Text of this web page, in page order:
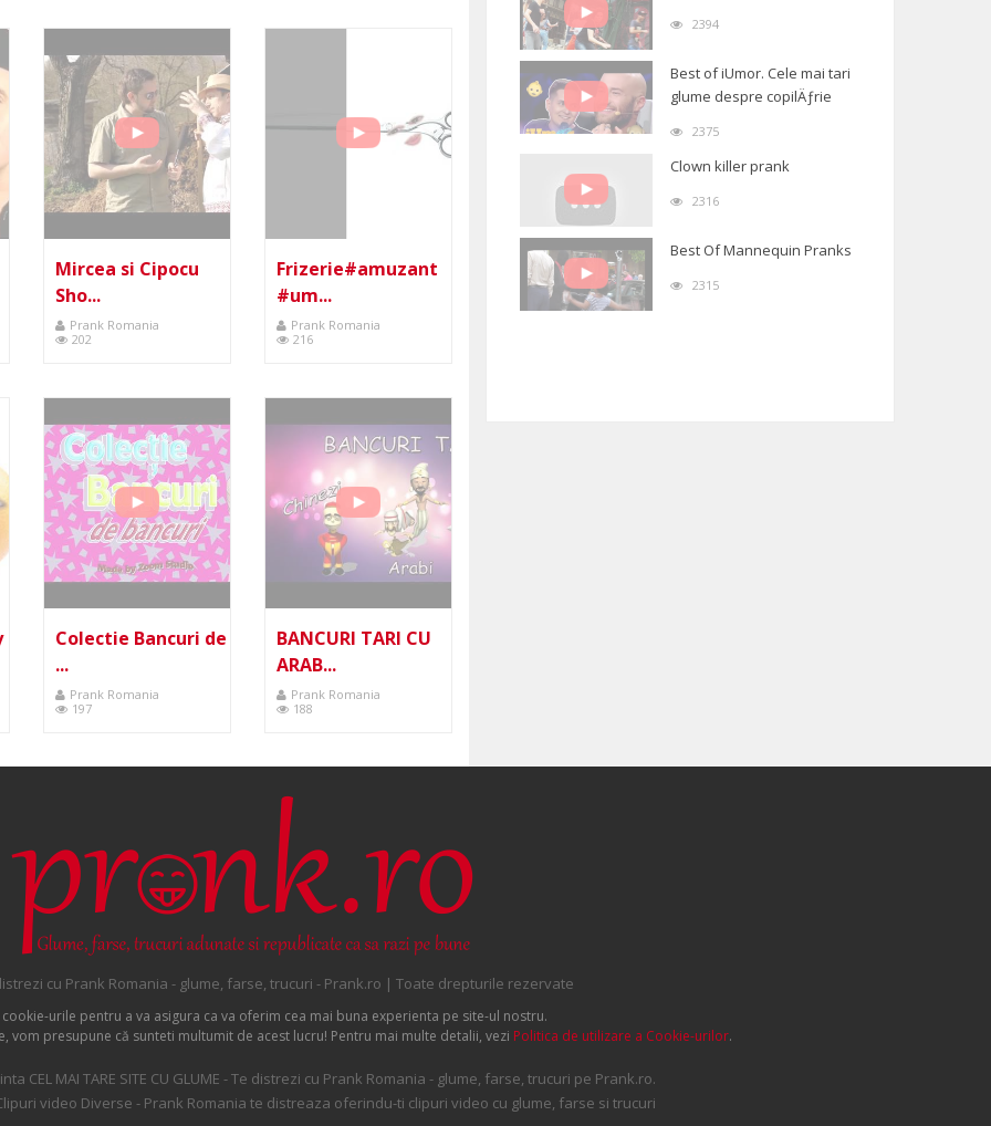
Mircea si Cipocu
Sho...
Prank Romania
202
Frizerie#amuzant
#um...
Prank Romania
216
Colectie Bancuri de
...
Prank Romania
197
BANCURI TARI CU
ARAB...
Prank Romania
188
2394
Best of iUmor. Cele mai tari
glume despre copilÄƒrie
2375
Clown killer prank
2316
Best Of Mannequin Pranks
2315
cu Prank Romania - glume, farse, trucuri - Prank.ro | Toate drepturile rezervate
urile pentru a va asigura ca va oferim cea mai buna experienta pe site-ul nostru.
vom presupune că sunteti multumit de acest lucru! Pentru mai multe detalii, vezi Politica de utilizare a Cookie-urilor.
CEL MAI TARE SITE CU GLUME - Te distrezi cu Prank Romania - glume, farse, trucuri pe Prank.ro.
video Diverse - Prank Romania te distreaza oferindu-ti clipuri video cu glume, farse si trucuri